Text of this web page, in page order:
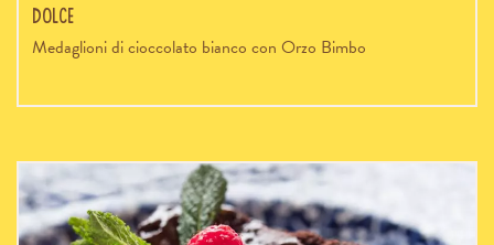
Dolce
Medaglioni di cioccolato bianco con Orzo Bimbo